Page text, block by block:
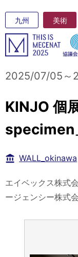
九州 美術
2025/07/05～
KINJO 個
specimen
WALL_okinawa
エイベックス株式
ージェンシー株式